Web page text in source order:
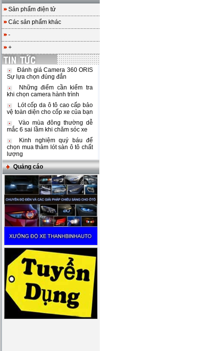
Sản phẩm điện tử
Các sản phẩm khác
-
+
Đánh giá Camera 360 ORIS
Sự lựa chọn đúng đắn
Những điểm cần kiểm tra
khi chọn camera hành trình
Lót cốp da ô tô cao cấp bảo
vệ toàn diện cho cốp xe của bạn
Vào mùa đông thường dễ
mắc 6 sai lầm khi chăm sóc xe
Kinh nghiệm quý báu để
chọn mua thảm lót sàn ô tô chất
lượng
Quảng cáo